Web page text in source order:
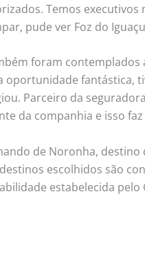
Temos
pude ver Foz do
foram
oportunidade fantástica,
Parceiro da
da companhia e isso
de Noronha,
escolhidos são
estabelecida pelo